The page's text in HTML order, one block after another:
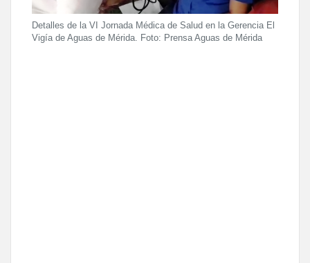
Detalles de la VI Jornada Médica de Salud en la Gerencia El
Vigía de Aguas de Mérida. Foto: Prensa Aguas de Mérida